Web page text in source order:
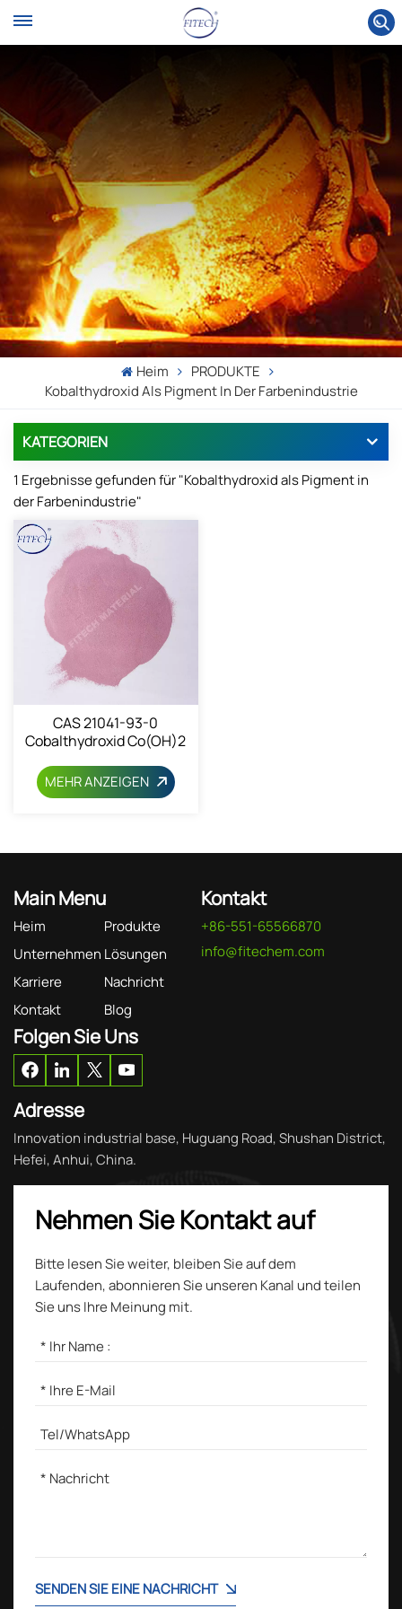
Heim
PRODUKTE
Kobalthydroxid Als Pigment In Der Farbenindustrie
KATEGORIEN
1 Ergebnisse gefunden für "Kobalthydroxid als Pigment in
der Farbenindustrie"
CAS 21041-93-0
Cobalthydroxid Co(OH)2
MEHR ANZEIGEN
Main Menu
Heim
Produkte
Unternehmen Lösungen
Karriere
Nachricht
Kontakt
Blog
Kontakt
+86-551-65566870
info@fitechem.com
Folgen Sie Uns
Adresse
Innovation industrial base, Huguang Road, Shushan District,
Hefei, Anhui, China.
Nehmen Sie Kontakt auf
Bitte lesen Sie weiter, bleiben Sie auf dem
Laufenden, abonnieren Sie unseren Kanal und teilen
Sie uns Ihre Meinung mit.
SENDEN SIE EINE NACHRICHT